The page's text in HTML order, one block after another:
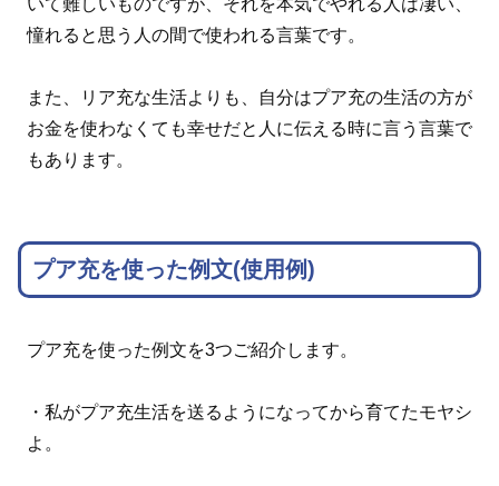
いて難しいものですが、それを本気でやれる人は凄い、
憧れると思う人の間で使われる言葉です。
また、リア充な生活よりも、自分はプア充の生活の方が
お金を使わなくても幸せだと人に伝える時に言う言葉で
もあります。
プア充を使った例文(使用例)
プア充を使った例文を3つご紹介します。
・私がプア充生活を送るようになってから育てたモヤシ
よ。